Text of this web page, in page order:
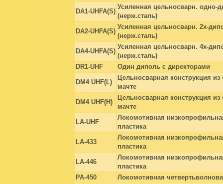
DA1-UHFA(S)
Усиленная цельносварн. одно-
(нерж.сталь)
DA2-UHFA(S)
Усиленная цельносварн. 2х-
(нерж.сталь)
DA4-UHFA(S)
Усиленная цельносварн. 4х-
(нерж.сталь)
DR1-UHF
Один диполь с директорами
DM4 UHF(L)
Цельносварная конструкция
мачте
DM4 UHF(H)
Цельносварная конструкция
мачте
LA-UHF
Локомотивная
пластика
LA-433
Локомотивная
пластика
LA-446
Локомотивная
пластика
PA-450
Локомотивная